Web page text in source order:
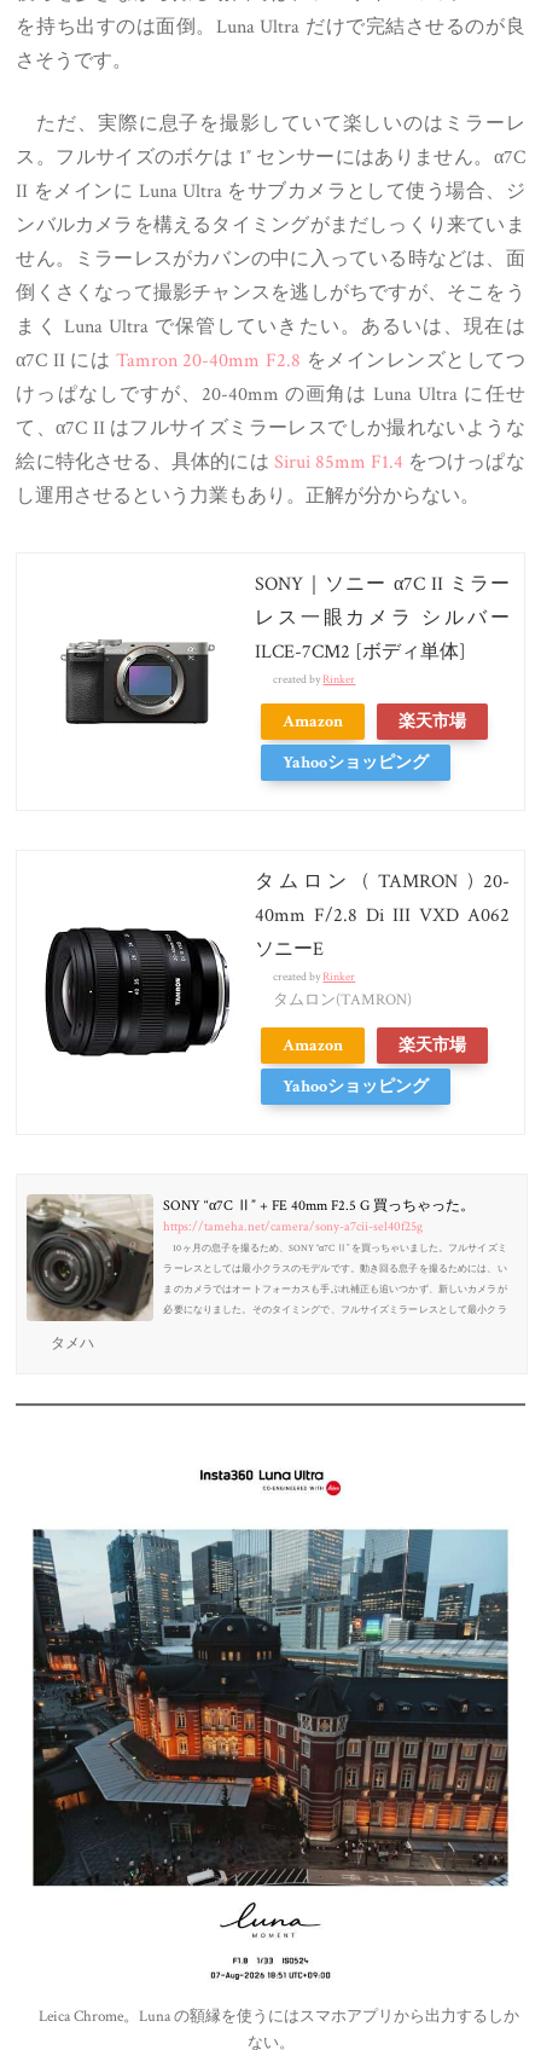
を持ち出すのは面倒。Luna Ultra だけで完結させるのが良
さそうです。
ただ、実際に息子を撮影していて楽しいのはミラーレ
ス。フルサイズのボケは 1″ センサーにはありません。α7C
II をメインに Luna Ultra をサブカメラとして使う場合、ジ
ンバルカメラを構えるタイミングがまだしっくり来ていま
せん。ミラーレスがカバンの中に入っている時などは、面
倒くさくなって撮影チャンスを逃しがちですが、そこをう
まく Luna Ultra で保管していきたい。あるいは、現在は
α7C II には Tamron 20-40mm F2.8 をメインレンズとしてつ
けっぱなしですが、20-40mm の画角は Luna Ultra に任せ
て、α7C II はフルサイズミラーレスでしか撮れないような
絵に特化させる、具体的には Sirui 85mm F1.4 をつけっぱな
し運用させるという力業もあり。正解が分からない。
SONY｜ソニー α7C II ミラー
レス一眼カメラ シルバー
ILCE-7CM2 [ボディ単体]
created byRinker
Amazon
楽天市場
Yahooショッピング
タムロン ( TAMRON ) 20-
40mm F/2.8 Di III VXD A062
ソニーE
created byRinker
タムロン(TAMRON)
Amazon
楽天市場
Yahooショッピング
SONY “α7C Ⅱ” + FE 40mm F2.5 G 買っちゃった。
https://tameha.net/camera/sony-a7cii-sel40f25g
10ヶ月の息子を撮るため、SONY “α7C Ⅱ” を買っちゃいました。フルサイズミ
ラーレスとしては最小クラスのモデルです。動き回る息子を撮るためには、い
まのカメラではオートフォーカスも手ぶれ補正も追いつかず、新しいカメラが
必要になりました。そのタイミングで、フルサイズミラーレスとして最小クラ
タメハ
Leica Chrome。Luna の額縁を使うにはスマホアプリから出力するしか
ない。